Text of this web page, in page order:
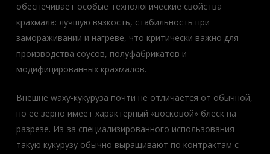
обеспечивает особые технологические свойства
крахмала: лучшую вязкость, стабильность при
замораживании и нагреве, что критически важно для
производства соусов, полуфабрикатов и
модифицированных крахмалов.
Внешне waxy-кукуруза почти не отличается от обычной,
но её зерно имеет характерный «восковой» блеск на
разрезе. Из-за специализированного использования
такую кукурузу обычно выращивают по контрактам с